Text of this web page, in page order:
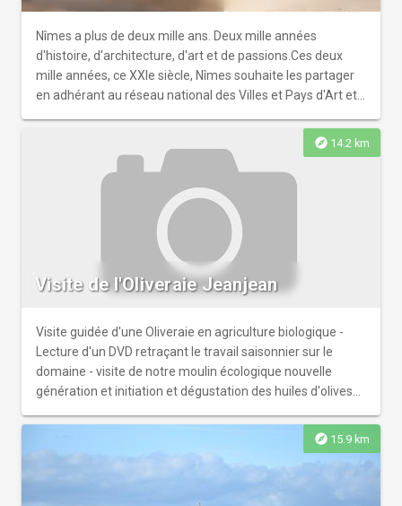
Nîmes a plus de deux mille ans. Deux mille années
d'histoire, d'architecture, d'art et de passions.Ces deux
mille années, ce XXIe siècle, Nîmes souhaite les partager
en adhérant au réseau national des Villes et Pays d'Art et
explore 14.2 km
Visite de l'Oliveraie Jeanjean
Visite guidée d'une Oliveraie en agriculture biologique -
Lecture d'un DVD retraçant le travail saisonnier sur le
domaine - visite de notre moulin écologique nouvelle
génération et initiation et dégustation des huiles d'olives
explore 15.9 km